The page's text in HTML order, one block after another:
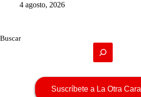
4 agosto, 2026
Buscar
Suscríbete a La Otra Cara